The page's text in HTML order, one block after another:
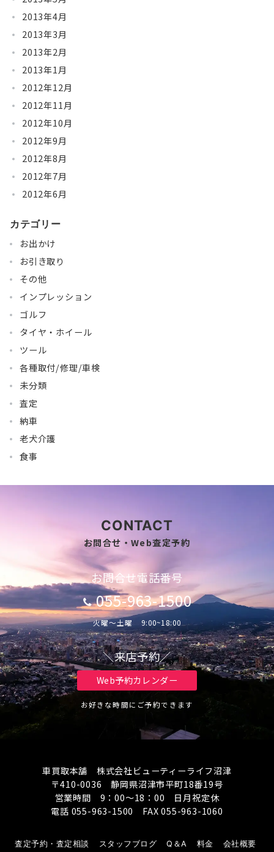
2013年4月
2013年3月
2013年2月
2013年1月
2012年12月
2012年11月
2012年10月
2012年9月
2012年8月
2012年7月
2012年6月
カテゴリー
お出かけ
お引き取り
その他
インプレッション
ゴルフ
タイヤ・ホイール
ツール
各種取付/修理/車検
未分類
査定
納車
老犬介護
食事
CONTACT
お問合せ・Web査定予約
お問合せ電話番号
055-963-1500
火曜～土曜 9:00~18:00
＼来店予約／
Web予約カレンダー
お好きな時間にご予約できます
車買取本舗 株式会社ビューティーライフ沼津
〒410-0036 静岡県沼津市平町18番19号
営業時間 9：00～18：00 日月祝定休
電話 055-963-1500 FAX 055-963-1060
査定予約・査定相談 スタッフブログ Q＆A 料金 会社概要